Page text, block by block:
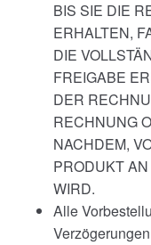
BIS SIE DIE
ERHALTEN,
DIE
FREIGABE
DER
RECHNUNG
NACHDEM,
PRODUKT
WIRD.
Alle